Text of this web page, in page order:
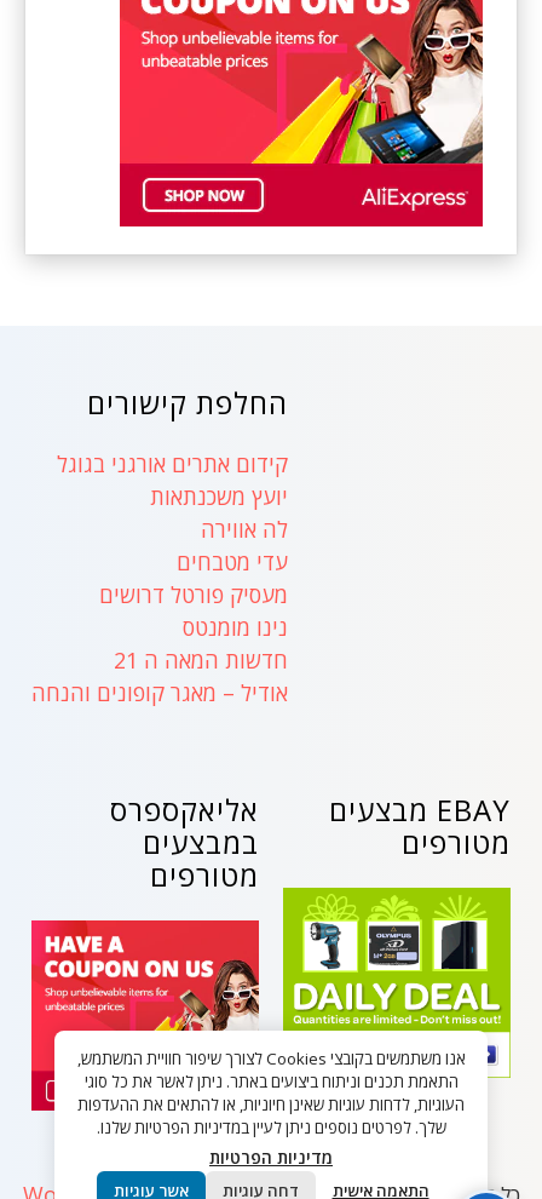
החלפת קישורים
קידום אתרים אורגני בגוגל
יועץ משכנתאות
לה אווירה
עדי מטבחים
מעסיק פורטל דרושים
נינו מומנטס
חדשות המאה ה 21
אודיל – מאגר קופונים והנחה
אליאקספרס
במבצעים
מטורפים
EBAY מבצעים
מטורפים
אנו משתמשים בקובצי Cookies לצורך שיפור חוויית המשתמש,
התאמת תכנים וניתוח ביצועים באתר. ניתן לאשר את כל סוגי
העוגיות, לדחות עוגיות שאינן חיוניות, או להתאים את ההעדפות
שלך. לפרטים נוספים ניתן לעיין במדיניות הפרטיות שלנו.
מדיניות הפרטיות
התאמה אישית דחה עוגיות אשר עוגיות